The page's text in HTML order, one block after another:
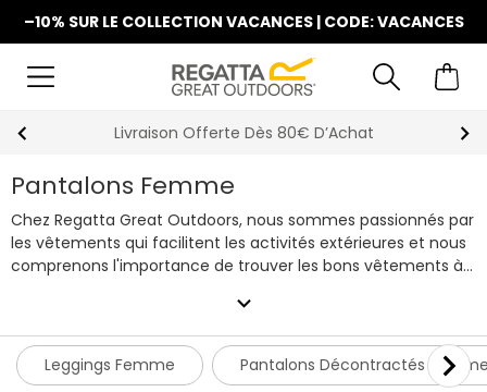
–10% SUR LE COLLECTION VACANCES | CODE: VACANCES
La Nouvelle Collection Est Disponible
Pantalons Femme
Chez Regatta Great Outdoors, nous sommes passionnés par
les vêtements qui facilitent les activités extérieures et nous
comprenons l'importance de trouver les bons vêtements à
pantalons pour Femme, conçus avec les dernières
technologies Regatta, qui vous assurerons d'être
performante quelle que soit l'activité. Il y a aussi beaucoup
de couleurs et de styles différents à découvrir, chacun
expand_more
Leggings Femme Pantalons Décontractés